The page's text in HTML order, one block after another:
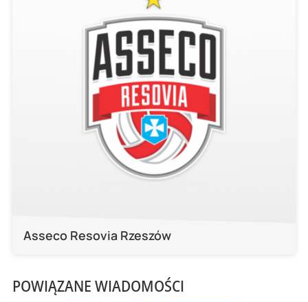
Asseco Resovia Rzeszów
POWIĄZANE WIADOMOŚCI